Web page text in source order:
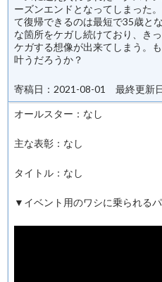
ーズンエンドとなってしまった
て復帰できるのは最短で35歳と
な箇所をケガし続けており、き
ケガする想像が出来てしまう。
叶うだろうか？
寄稿日：2021-08-01 最終更新
オールスター：なし
主な表彰：なし
タイトル：なし
▼イベント用のワシに乗られる